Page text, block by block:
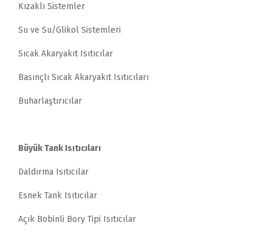
Kızaklı Sistemler
Su ve Su/Glikol Sistemleri
Sıcak Akaryakıt Isıtıcılar
Basınçlı Sıcak Akaryakıt Isıtıcıları
Buharlaştırıcılar
Büyük Tank Isıtıcıları
Daldırma Isıtıcılar
Esnek Tank Isıtıcılar
Açık Bobinli Bory Tipi Isıtıcılar